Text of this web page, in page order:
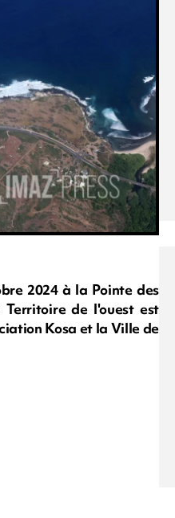
2024 à la Pointe des
Territoire de l'ouest est
Kosa et la Ville de